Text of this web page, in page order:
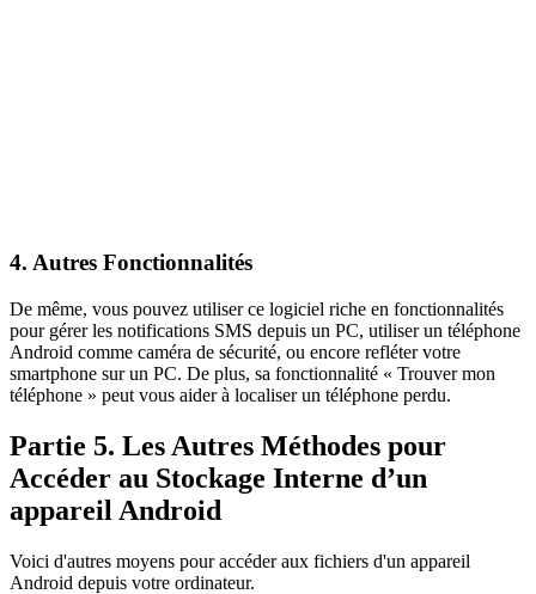
4. Autres Fonctionnalités
De même, vous pouvez utiliser ce logiciel riche en fonctionnalités
pour gérer les notifications SMS depuis un PC, utiliser un téléphone
Android comme caméra de sécurité, ou encore refléter votre
smartphone sur un PC. De plus, sa fonctionnalité « Trouver mon
téléphone » peut vous aider à localiser un téléphone perdu.
Partie 5. Les Autres Méthodes pour
Accéder au Stockage Interne d’un
appareil Android
Voici d'autres moyens pour accéder aux fichiers d'un appareil
Android depuis votre ordinateur.